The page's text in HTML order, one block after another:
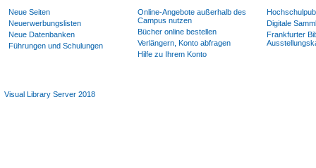
Neue Seiten
Neuerwerbungslisten
Neue Datenbanken
Führungen und Schulungen
Online-Angebote außerhalb des
Campus nutzen
Bücher online bestellen
Verlängern, Konto abfragen
Hilfe zu Ihrem Konto
Digitale
Frankfurter
Visual Library Server 2018